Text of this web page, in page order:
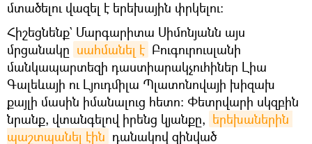
մտածելու վազել է երեխային փրկելու։
Հիշեցնենք` Մարգարիտա Սիմոնյանն այս
մրցանակը սահմանել է Բուգուրուսլանի
մանկապարտեզի դաստիարակչուհիներ Լիա
Գալեևայի ու Լյուդմիլա Պլատոնովայի խիզախ
քայլի մասին իմանալուց հետո: Փետրվարի սկզբին
նրանք, վտանգելով իրենց կյանքը, երեխաներին
պաշտպանել էին դանակով զինված